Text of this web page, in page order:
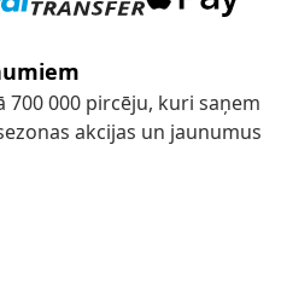
700 000 pircēju, kuri saņem
akcijas un jaunumus